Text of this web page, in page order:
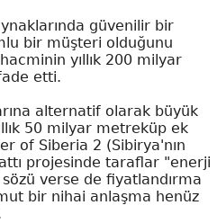
güvenilir bir
bir müşteri olduğunu
yıllık 200 milyar
etti.
alternatif olarak büyük
50 milyar metreküp ek
of Siberia 2 (Sibirya'nın
projesinde taraflar "enerji
verse de fiyatlandırma
bir nihai anlaşma henüz